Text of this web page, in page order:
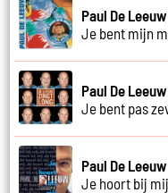
Paul De
Je bent mijn
Paul De
Je bent pas
Paul De Leeuw
Je hoort bij mij